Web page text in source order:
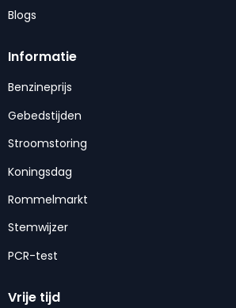
Blogs
Informatie
Benzineprijs
Gebedstijden
Stroomstoring
Koningsdag
Rommelmarkt
Stemwijzer
PCR-test
Vrije tijd